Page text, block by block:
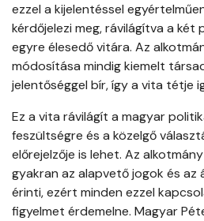
ezzel a kijelentéssel
kérdőjelezi meg, rávilágítva a
egyre élesedő vitára. Az
módosítása mindig kiemelt
jelentőséggel bír, így a vita tétje
Ez a vita rávilágít a magyar
feszültségre és a közelgő
előrejelzője is lehet. Az
gyakran az alapvető jogok és az
érinti, ezért minden ezzel
figyelmet érdemelne. Magyar